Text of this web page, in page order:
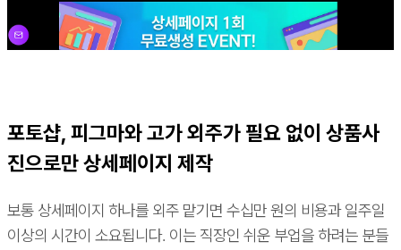
포토샵, 피그마와 고가 외주가 필요 없이 상품사
진으로만 상세페이지 제작
보통 상세페이지 하나를 외주 맡기면 수십만 원의 비용과 일주일
이상의 시간이 소요됩니다. 이는 직장인 쉬운 부업을 하려는 분들